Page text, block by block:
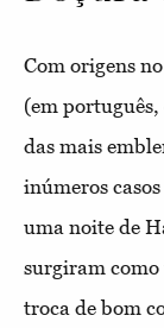
Com origens
(em
das mais
inúmeros
uma noite de
surgiram como
troca de bom